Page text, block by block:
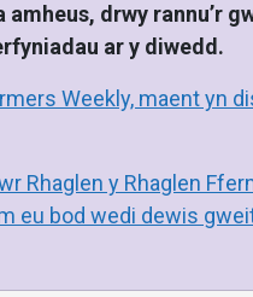
drwy rannu’r
ar y diwedd.
Weekly, maent yn
Rhaglen y Rhaglen
eu bod wedi dewis